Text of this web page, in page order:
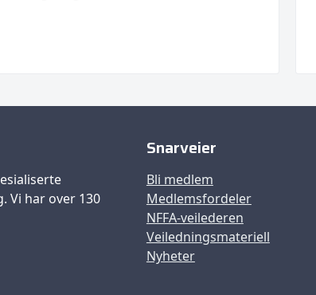
Vi har over 130
Snarveier
Bli medlem
Medlemsfordeler
NFFA-veilederen
Veiledningsmateriell
Nyheter